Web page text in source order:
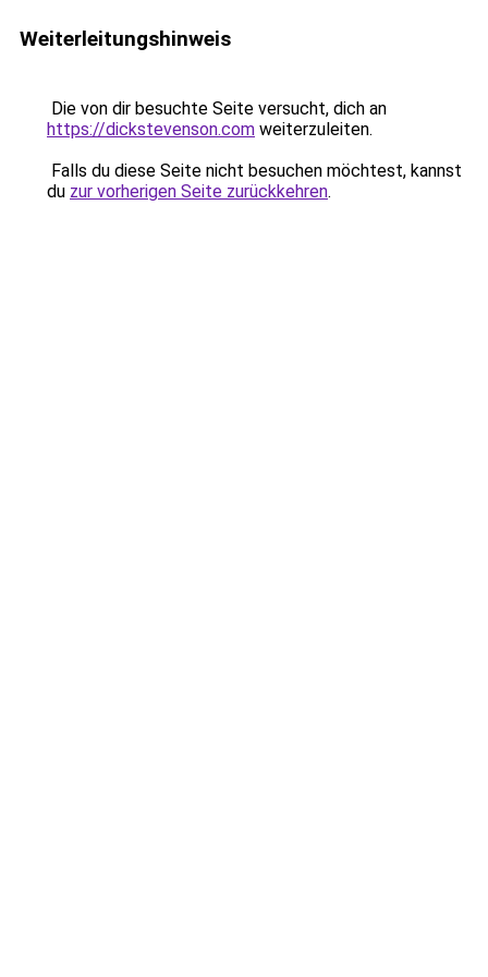
Weiterleitungshinweis
Die von dir besuchte Seite versucht, dich an
https://dickstevenson.com weiterzuleiten.
Falls du diese Seite nicht besuchen möchtest, kannst
du zur vorherigen Seite zurückkehren.